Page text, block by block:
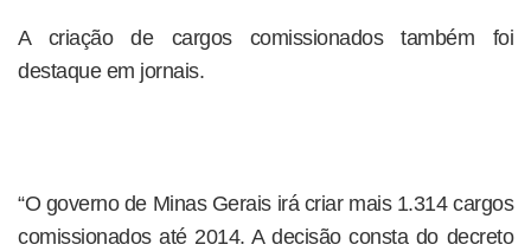
A criação de cargos comissionados também foi
destaque em jornais.
“O governo de Minas Gerais irá criar mais 1.314 cargos
comissionados até 2014. A decisão consta do decreto